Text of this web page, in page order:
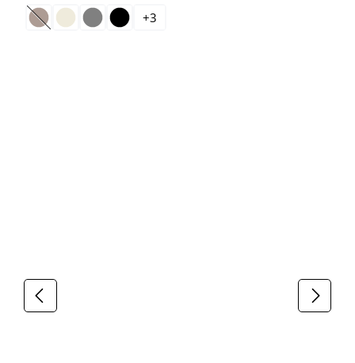
(Deze optie is momenteel niet beschikbaar.)
+3